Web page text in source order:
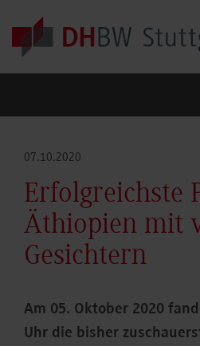
Skip to main content
07.10.2020
Erfolgreichste
Äthiopien mit
Gesichtern
Am 05. Oktober 2020
Uhr die bisher